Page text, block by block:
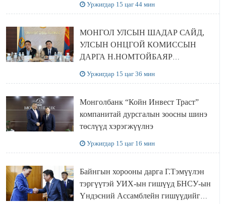
Уржигдар 15 цаг 44 мин
МОНГОЛ УЛСЫН ШАДАР САЙД,
УЛСЫН ОНЦГОЙ КОМИССЫН
ДАРГА Н.НОМТОЙБАЯР
Уржигдар 15 цаг 36 мин
Монголбанк “Койн Инвест Траст”
компанитай дурсгалын зоосны шинэ
төслүүд хэрэгжүүлнэ
Уржигдар 15 цаг 16 мин
Байнгын хорооны дарга Г.Тэмүүлэн
тэргүүтэй УИХ-ын гишүүд БНСУ-ын
Үндэсний Ассамблейн гишүүдийг